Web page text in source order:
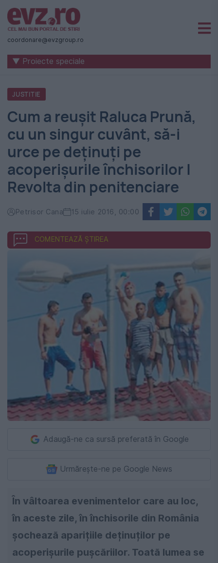
Știri
naționale
internaționale
România
-
Evenimentul
Zilei
coordonare@evzgroup.ro
▼ Proiecte speciale
JUSTITIE
Cum a reușit Raluca Prună,
cu un singur cuvânt, să-i
urce pe deținuți pe
acoperișurile închisorilor |
Revolta din penitenciare
Petrisor Cana 15 iulie 2016, 00:00
COMENTEAZĂ ȘTIREA
Adaugă-ne ca sursă preferată în Google
Urmărește-ne pe Google News
În vâltoarea evenimentelor care au loc,
în aceste zile, în închisorile din România
șochează aparițiile deținuților pe
acoperișurile pușcăriilor. Toată lumea se